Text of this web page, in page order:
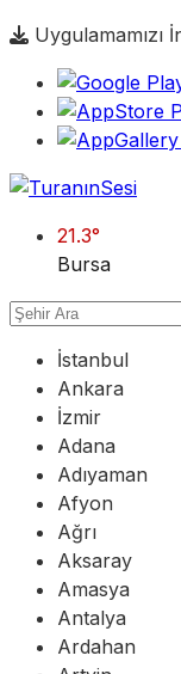
Uygulamamızı
21.3°
Bursa
İstanbul
Ankara
İzmir
Adana
Adıyaman
Afyon
Ağrı
Aksaray
Amasya
Antalya
Ardahan